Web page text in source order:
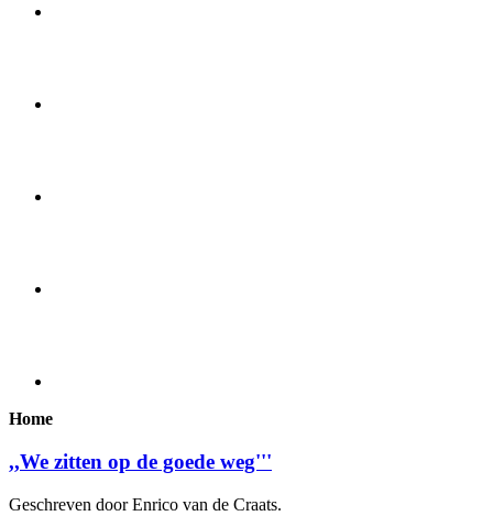
Home
,,We zitten op de goede weg'''
Geschreven door Enrico van de Craats.